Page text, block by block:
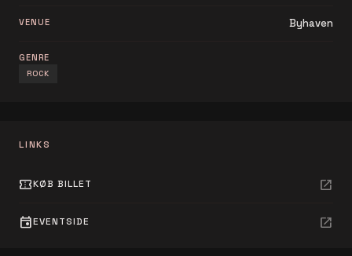
VENUE Byhaven
GENRE
ROCK
LINKS
confirmation_numberKØB BILLET open_in_new
eventEVENTSIDE open_in_new